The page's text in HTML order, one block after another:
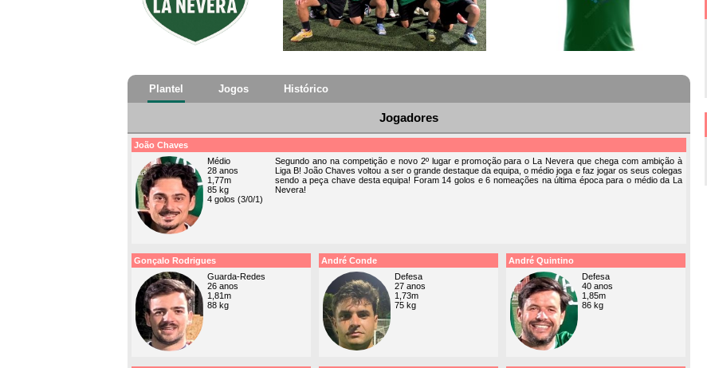
Plantel Jogos Histórico
Jogadores
João Chaves
Médio
28 anos
1,77m
85 kg
4 golos (3/0/1)
Segundo ano na competição e novo 2º lugar e promoção para o La Nevera que chega com ambição à
Liga B! João Chaves voltou a ser o grande destaque da equipa, o médio joga e faz jogar os seus colegas
sendo a peça chave desta equipa! Foram 14 golos e 6 nomeações na última época para o médio da La
Nevera!
Gonçalo Rodrigues
Guarda-Redes
26 anos
1,81m
88 kg
André Conde
Defesa
27 anos
1,73m
75 kg
André Quintino
Defesa
40 anos
1,85m
86 kg